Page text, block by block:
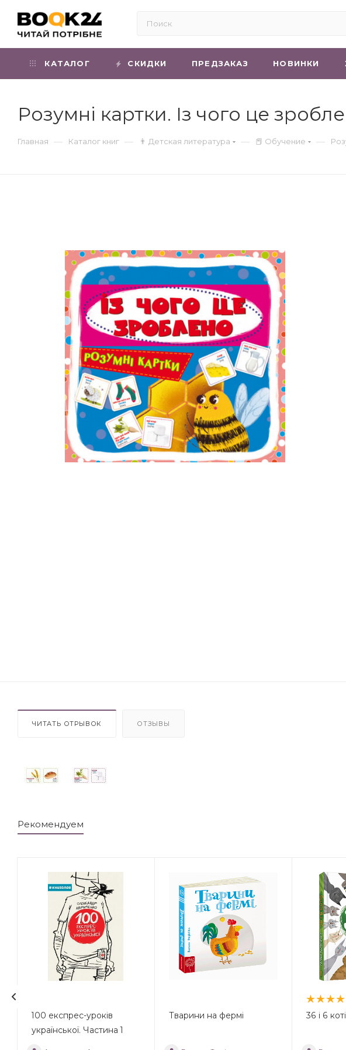
КАТАЛОГ СКИДКИ ПРЕДЗАКАЗ НОВИНКИ
Розумні картки. Із чого це
Главная — Каталог книг — 👨 Детская литература — 📕 Обучение —
ЧИТАТЬ ОТРЫВОК ОТЗЫВЫ
Рекомендуем
100 експрес-уроків
української. Частина 1
Тварини на фермі 36 і 6